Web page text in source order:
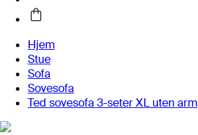
Hjem
Stue
Sofa
Sovesofa
Ted sovesofa 3-seter XL uten arm